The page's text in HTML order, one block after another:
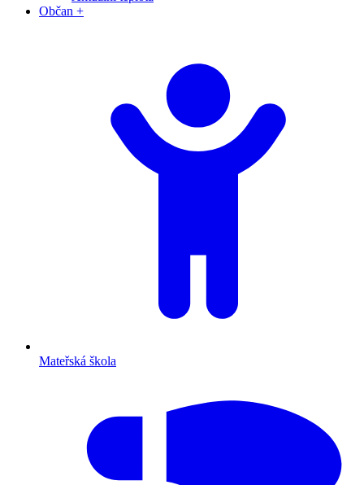
Občan +
Mateřská škola